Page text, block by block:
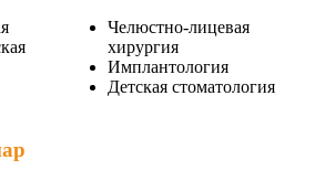
Челюстно-лицевая
хирургия
Имплантология
Детская стоматология